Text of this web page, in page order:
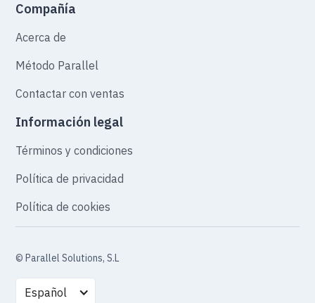
Compañía
Acerca de
Método Parallel
Contactar con ventas
Información legal
Términos y condiciones
Política de privacidad
Política de cookies
© Parallel Solutions, S.L
Español